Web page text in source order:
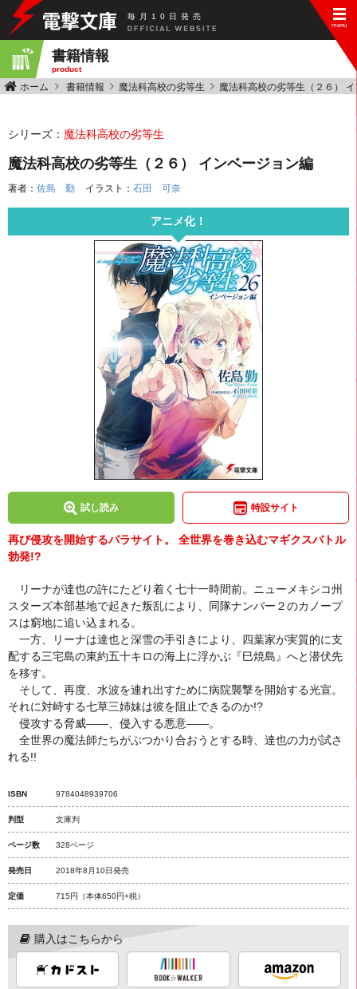
毎 月 10 日 発 売
書籍情報
product
ホーム 書籍情報 魔法科高校の劣等生 魔法科高校の劣等生（２６）
シリーズ： 魔法科高校の劣等生
魔法科高校の劣等生（２６） インベージョン編
著者： 佐島 勤 イラスト： 石田 可奈
アニメ化！
試し読み 特設サイト
再び侵攻を開始するパラサイト。 全世界を巻き込むマギクスバトル
勃発!?
リーナが達也の許にたどり着く七十一時間前。ニューメキシコ州
スターズ本部基地で起きた叛乱により、同隊ナンバー２のカノープ
スは窮地に追い込まれる。
一方、リーナは達也と深雪の手引きにより、四葉家が実質的に支
配する三宅島の東約五十キロの海上に浮かぶ『巳焼島』へと潜伏先
を移す。
そして、再度、水波を連れ出すために病院襲撃を開始する光宣。
それに対峙する七草三姉妹は彼を阻止できるのか!?
侵攻する脅威――、侵入する悪意――。
全世界の魔法師たちがぶつかり合おうとする時、達也の力が試さ
れる!!
ISBN 9784048939706
判型 文庫判
ページ数 328ページ
発売日 2018年8月10日発売
定価 715円 （本体650円+税）
購入はこちらから